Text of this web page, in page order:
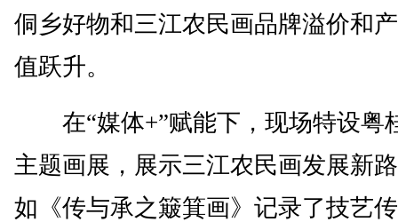
侗乡好物和三江农民画品牌溢价和
值跃升。
在“媒体+”赋能下，现场特设粤
主题画展，展示三江农民画发展新
如《传与承之簸箕画》记录了技艺